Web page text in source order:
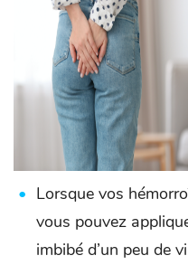
Lorsque vos
vous pouvez
imbibé d’un peu de